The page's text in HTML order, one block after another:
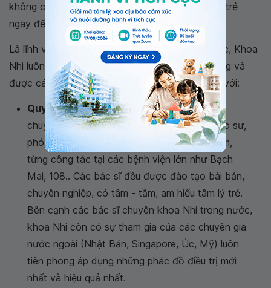
không chơi, có viêm phổi, suy hô hấp... nên đưa trẻ
ngay đến bệnh viện để tránh biến chứng.
Là lĩnh vực trọng điểm của hệ thống Y tế Vinmec, Khoa
Nhi luôn mang lại sự hài lòng cho Quý khách hàng và
được các chuyên gia trong ngành đánh giá cao với:
Quy tụ đội ngũ y bác sĩ Nhi khoa: gồm các
chuyên gia có trình độ chuyên môn cao (giáo sư,
phó giáo sư, tiến sĩ, thạc sĩ), giàu kinh nghiệm,
từng công tác tại các bệnh viện lớn như Bạch
Mai, 108.. Các bác sĩ đều được đào tạo bài bản,
chuyên nghiệp, có tâm - tầm, am hiểu tâm lý trẻ.
Bên cạnh các bác sĩ chuyên khoa Nhi trong nước,
khoa Nhi còn có sự tham gia của các chuyên gia
nước ngoài (Nhật Bản, Singapore, Úc, Mỹ) luôn
tiên phong áp dụng những phác đồ điều trị mới
nhất và hiệu quả nhất.